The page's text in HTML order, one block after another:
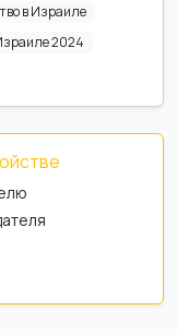
в Израиле
2024